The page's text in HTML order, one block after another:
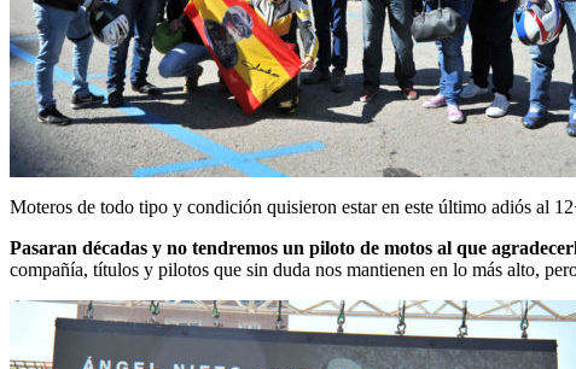
Moteros de todo tipo y condición quisieron estar en este último adiós al
Pasaran décadas y no tendremos un piloto de motos al que
compañía, títulos y pilotos que sin duda nos mantienen en lo más alto,